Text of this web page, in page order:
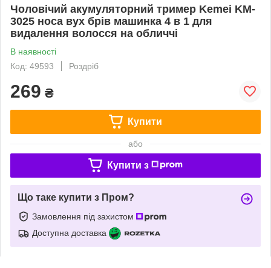
Чоловічий акумуляторний тример Kemei KM-
3025 носа вух брів машинка 4 в 1 для
видалення волосся на обличчі
В наявності
Код: 49593
Роздріб
269 ₴
Купити
або
Купити з
Що таке купити з Пром?
Замовлення під захистом
Доступна доставка